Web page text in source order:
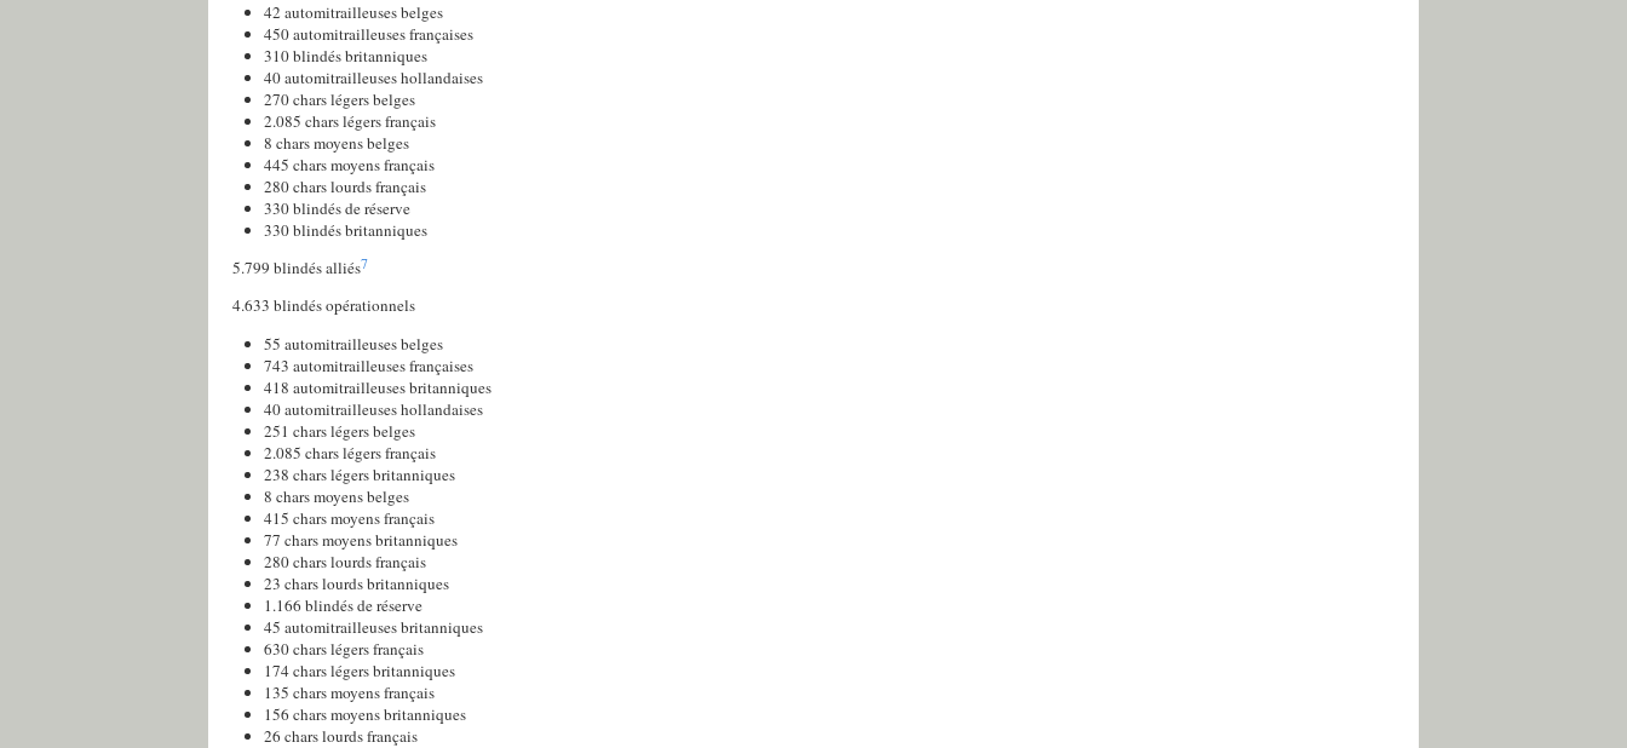
42 automitrailleuses belges
450 automitrailleuses françaises
310 blindés britanniques
40 automitrailleuses hollandaises
270 chars légers belges
2.085 chars légers français
8 chars moyens belges
445 chars moyens français
280 chars lourds français
330 blindés de réserve
330 blindés britanniques
5.799 blindés alliés7
4.633 blindés opérationnels
55 automitrailleuses belges
743 automitrailleuses françaises
418 automitrailleuses britanniques
40 automitrailleuses hollandaises
251 chars légers belges
2.085 chars légers français
238 chars légers britanniques
8 chars moyens belges
415 chars moyens français
77 chars moyens britanniques
280 chars lourds français
23 chars lourds britanniques
1.166 blindés de réserve
45 automitrailleuses britanniques
630 chars légers français
174 chars légers britanniques
135 chars moyens français
156 chars moyens britanniques
26 chars lourds français